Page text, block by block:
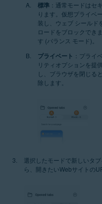
標準 ：通常モードはセ
ります。仮想プライベ
装し、ウェブ シールド
ロードをブロックでき
す (バランス モード)。
プライベート ：プライ
リティオプションを提
し、ブラウザを閉じる
除します。
選択したモードで新しいタブ
ら、開きたいWebサイトの